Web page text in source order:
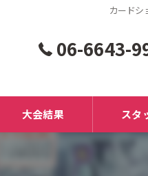
カードシ
06-6643-
大会結果 スタ